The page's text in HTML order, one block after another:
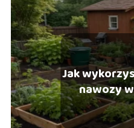
Jak
nawozy